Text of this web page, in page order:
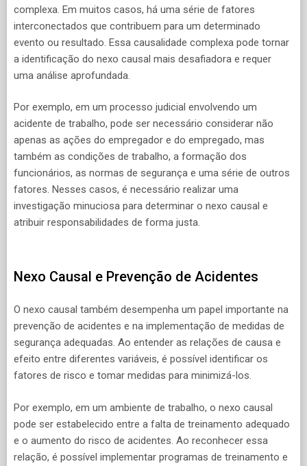
complexa. Em muitos casos, há uma série de fatores
interconectados que contribuem para um determinado
evento ou resultado. Essa causalidade complexa pode tornar
a identificação do nexo causal mais desafiadora e requer
uma análise aprofundada.
Por exemplo, em um processo judicial envolvendo um
acidente de trabalho, pode ser necessário considerar não
apenas as ações do empregador e do empregado, mas
também as condições de trabalho, a formação dos
funcionários, as normas de segurança e uma série de outros
fatores. Nesses casos, é necessário realizar uma
investigação minuciosa para determinar o nexo causal e
atribuir responsabilidades de forma justa.
Nexo Causal e Prevenção de Acidentes
O nexo causal também desempenha um papel importante na
prevenção de acidentes e na implementação de medidas de
segurança adequadas. Ao entender as relações de causa e
efeito entre diferentes variáveis, é possível identificar os
fatores de risco e tomar medidas para minimizá-los.
Por exemplo, em um ambiente de trabalho, o nexo causal
pode ser estabelecido entre a falta de treinamento adequado
e o aumento do risco de acidentes. Ao reconhecer essa
relação, é possível implementar programas de treinamento e